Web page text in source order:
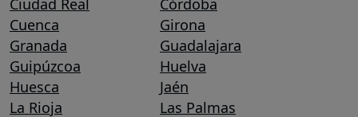
Ciudad Real
Córdoba
Cuenca
Girona
Granada
Guadalajara
Guipúzcoa
Huelva
Huesca
Jaén
La Rioja
Las Palmas